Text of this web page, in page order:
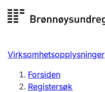
Registersøk
Aksjeselskap
Virksomhetsopplysninger
Forsiden
Registersøk